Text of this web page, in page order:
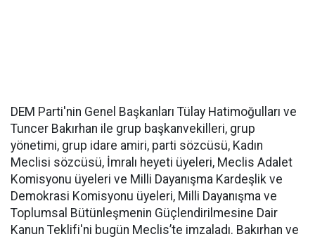
DEM Parti'nin Genel Başkanları Tülay Hatimoğulları ve
Tuncer Bakırhan ile grup başkanvekilleri, grup
yönetimi, grup idare amiri, parti sözcüsü, Kadın
Meclisi sözcüsü, İmralı heyeti üyeleri, Meclis Adalet
Komisyonu üyeleri ve Milli Dayanışma Kardeşlik ve
Demokrasi Komisyonu üyeleri, Milli Dayanışma ve
Toplumsal Bütünleşmenin Güçlendirilmesine Dair
Kanun Teklifi'ni bugün Meclis’te imzaladı. Bakırhan ve